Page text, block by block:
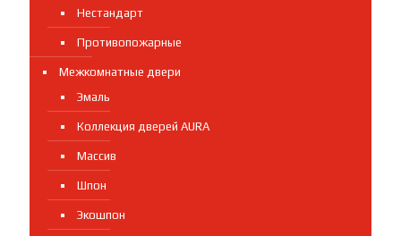
Нестандарт
Противопожарные
Межкомнатные двери
Эмаль
Коллекция дверей AURA
Массив
Шпон
Экошпон